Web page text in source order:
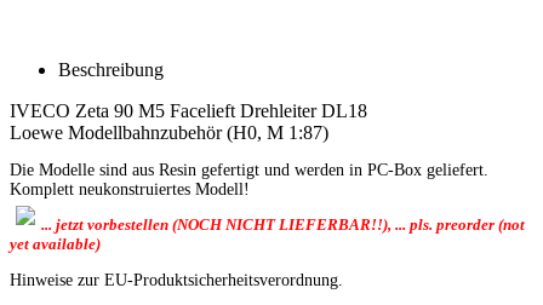
Beschreibung
IVECO Zeta 90 M5 Facelieft Drehleiter DL18
Loewe Modellbahnzubehör (H0, M 1:87)
Die Modelle sind aus Resin gefertigt und werden in PC-Box geliefert.
Komplett neukonstruiertes Modell!
... jetzt vorbestellen (NOCH NICHT LIEFERBAR!!), ... pls. preorder (not
yet available)
Hinweise zur EU-Produktsicherheitsverordnung.